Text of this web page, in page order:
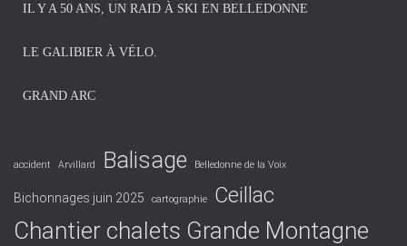
IL Y A 50 ANS, UN RAID À SKI EN BELLEDONNE
LE GALIBIER À VÉLO.
GRAND ARC
accident Arvillard Balisage Belledonne de la Voix
Bichonnages juin 2025 cartographie Ceillac
Chantier chalets Grande Montagne